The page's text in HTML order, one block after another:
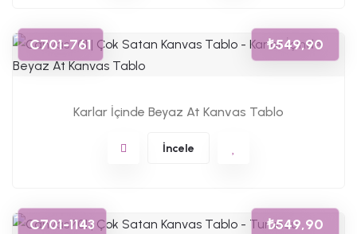
C701-761 ₺549,90
Karlar İçinde Beyaz At Kanvas Tablo
İncele
C701-1143 ₺549,90